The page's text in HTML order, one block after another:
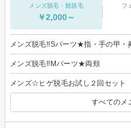
メンズ脱毛・髭脱毛
￥2,000～
フ
メンズ脱毛!!Sパーツ★指・手の甲・
メンズ脱毛!!Mパーツ★両頬
メンズ☆ヒゲ脱毛お試し２回セット
すべてのメ